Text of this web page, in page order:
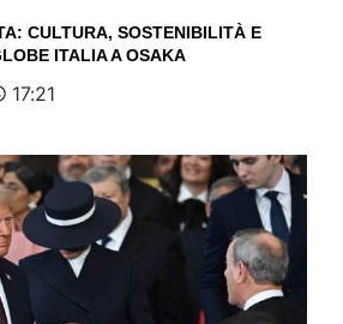
CULTURA, SOSTENIBILITÀ E
ITALIA A OSAKA
17:21